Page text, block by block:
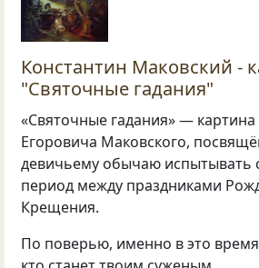
Константин Маковский -
"Святочные гадания"
«Святочные гадания» —
Егоровича Маковского,
девичьему обычаю испытывать
период между праздниками
Крещения.
По поверью, именно в это